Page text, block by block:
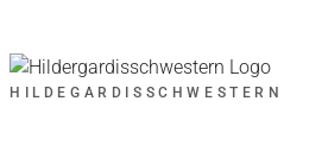
HILDEGARDISSCHWESTERN